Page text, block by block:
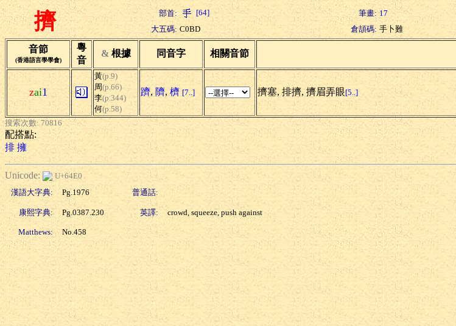
擠 部首: [64] 筆畫: 17
大五碼: C0BD 倉頡碼: 手卜難
音節
(香港語言學學會)
粵
音
& 根據 同音字 相關音節
zai1
黃(p.9)
周(p.66)
李(p.344)
何(p.58)
躋, 隮, 櫅 [7..] 擠塞, 排擠, 擠眉弄眼[5..]
搜索次數: 70816
配搭點:
排 擁
Unicode:
U+64E0
漢語大字典:
Pg.1976 普通話:
康熙字典: Pg.0387.230 英譯: crowd, squeeze, push against
Matthews: No.458